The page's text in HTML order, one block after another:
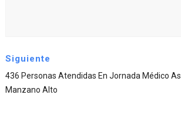
Siguiente
436 Personas Atendidas En Jornada Médico
Manzano Alto